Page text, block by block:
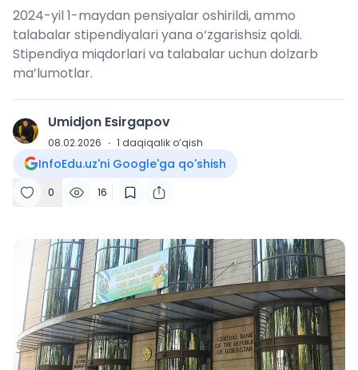
2024-yil 1-maydan pensiyalar oshirildi, ammo
talabalar stipendiyalari yana o‘zgarishsiz qoldi.
Stipendiya miqdorlari va talabalar uchun dolzarb
ma’lumotlar.
U Umidjon Esirgapov
08.02.2026 · 1 daqiqalik o‘qish
InfoEdu.uz'ni Google'ga qo'shish
0 16